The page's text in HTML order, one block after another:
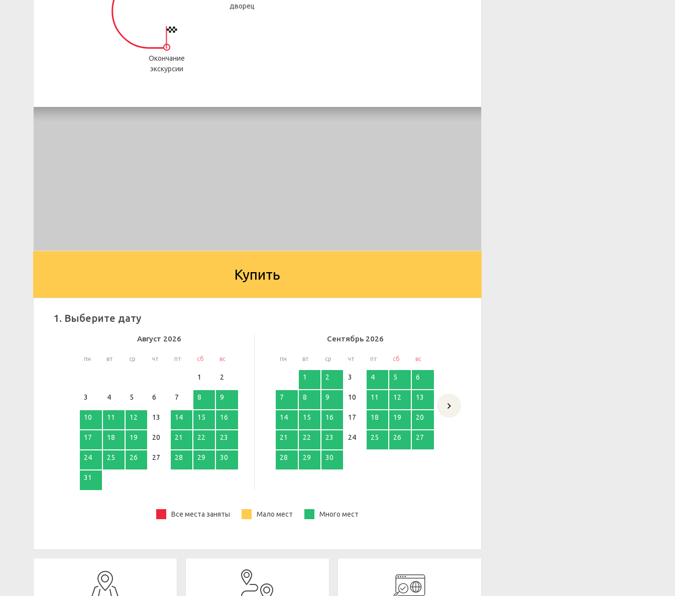
дворец
Окончание
экскурсии
Купить
1. Выберите дату
Август 2026
пн вт ср чт пт сб вс
1 2
3 4 5 6 7 8 9
10 11 12 13 14 15 16
17 18 19 20 21 22 23
24 25 26 27 28 29 30
31
Сентябрь 2026
пн вт ср чт пт сб вс
1 2 3 4 5 6
7 8 9 10 11 12 13
14 15 16 17 18 19 20
21 22 23 24 25 26 27
28 29 30
Все места заняты Мало мест Много мест